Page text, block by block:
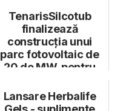
TenarisSilcotub
finalizează
construcția unui
parc fotovoltaic de
20 de MW, pentru
Lansare Herbalife